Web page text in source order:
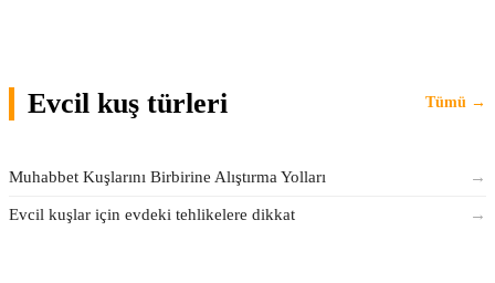
Evcil kuş türleri Tümü →
Muhabbet Kuşlarını Birbirine Alıştırma Yolları →
Evcil kuşlar için evdeki tehlikelere dikkat →